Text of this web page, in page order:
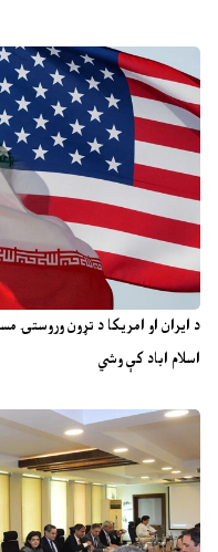
د ایران او امریکا د تړون وروستۍ
اسلام اباد کې وشي